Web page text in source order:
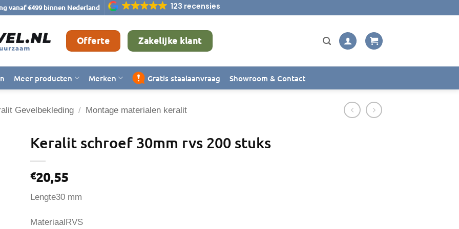
vanaf €499 binnen Nederland 123 recensies
Offerte Zakelijke klant
Meer producten Merken Gratis staalaanvraag Showroom & Contact
Gevelbekleding / Montage materialen keralit
Keralit schroef 30mm rvs 200 stuks
€20,55
Lengte30 mm
MateriaalRVS